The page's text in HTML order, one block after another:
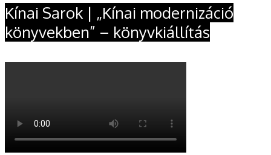
Kínai Sarok | „Kínai modernizáció
könyvekben” – könyvkiállítás